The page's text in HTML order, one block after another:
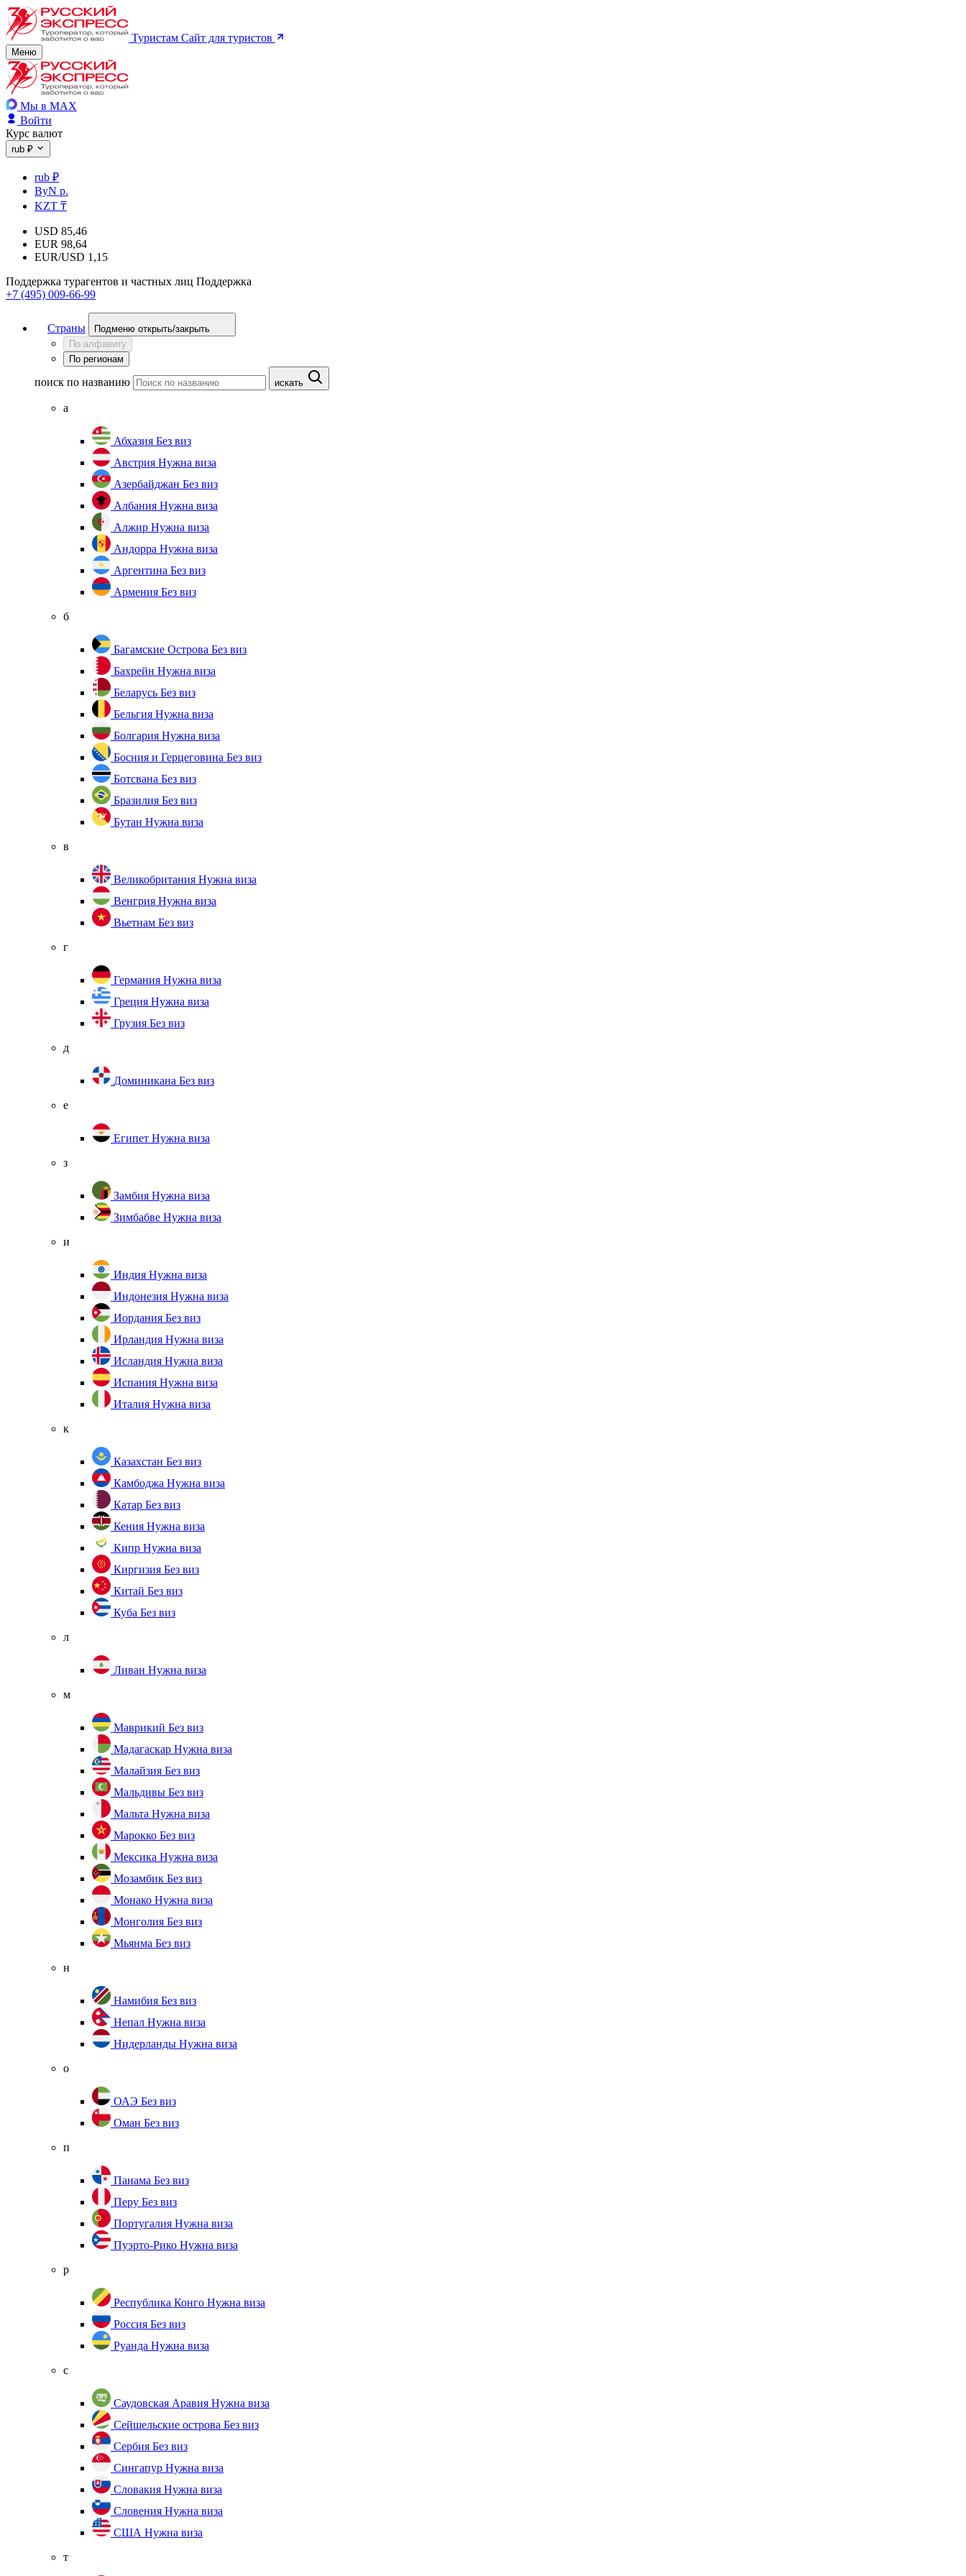
Туристам Сайт для туристов
Меню
Мы в MAX
Войти
Курс валют
rub ₽
rub ₽
ByN р.
KZT ₸
USD 85,46
EUR 98,64
EUR/USD 1,15
Поддержка турагентов и частных лиц Поддержка
+7 (495) 009-66-99
Страны
Подменю открыть/закрыть
По алфавиту
По регионам
поиск по названию искать
а
Абхазия Без виз
Австрия Нужна виза
Азербайджан Без виз
Албания Нужна виза
Алжир Нужна виза
Андорра Нужна виза
Аргентина Без виз
Армения Без виз
б
Багамские Острова Без виз
Бахрейн Нужна виза
Беларусь Без виз
Бельгия Нужна виза
Болгария Нужна виза
Босния и Герцеговина Без виз
Ботсвана Без виз
Бразилия Без виз
Бутан Нужна виза
в
Великобритания Нужна виза
Венгрия Нужна виза
Вьетнам Без виз
г
Германия Нужна виза
Греция Нужна виза
Грузия Без виз
д
Доминикана Без виз
е
Египет Нужна виза
з
Замбия Нужна виза
Зимбабве Нужна виза
и
Индия Нужна виза
Индонезия Нужна виза
Иордания Без виз
Ирландия Нужна виза
Исландия Нужна виза
Испания Нужна виза
Италия Нужна виза
к
Казахстан Без виз
Камбоджа Нужна виза
Катар Без виз
Кения Нужна виза
Кипр Нужна виза
Киргизия Без виз
Китай Без виз
Куба Без виз
л
Ливан Нужна виза
м
Маврикий Без виз
Мадагаскар Нужна виза
Малайзия Без виз
Мальдивы Без виз
Мальта Нужна виза
Марокко Без виз
Мексика Нужна виза
Мозамбик Без виз
Монако Нужна виза
Монголия Без виз
Мьянма Без виз
н
Намибия Без виз
Непал Нужна виза
Нидерланды Нужна виза
о
ОАЭ Без виз
Оман Без виз
п
Панама Без виз
Перу Без виз
Португалия Нужна виза
Пуэрто-Рико Нужна виза
р
Республика Конго Нужна виза
Россия Без виз
Руанда Нужна виза
с
Саудовская Аравия Нужна виза
Сейшельские острова Без виз
Сербия Без виз
Сингапур Нужна виза
Словакия Нужна виза
Словения Нужна виза
США Нужна виза
т